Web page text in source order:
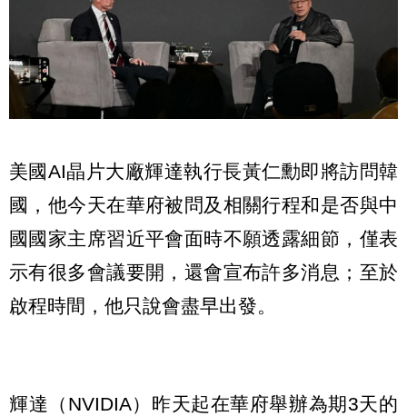
美國AI晶片大廠輝達執行長黃仁勳即將訪問韓
國，他今天在華府被問及相關行程和是否與中
國國家主席習近平會面時不願透露細節，僅表
示有很多會議要開，還會宣布許多消息；至於
啟程時間，他只說會盡早出發。
輝達（NVIDIA）昨天起在華府舉辦為期3天的